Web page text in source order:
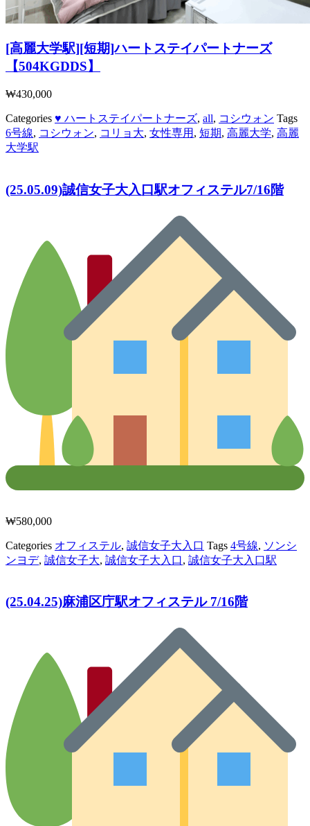
[高麗大学駅][短期]ハートステイパートナーズ
【504KGDDS】
₩430,000
Categories ♥ ハートステイパートナーズ, all, コシウォン Tags
6号線, コシウォン, コリョ大, 女性専用 , 短期, 高麗大学, 高麗
大学駅
(25.05.09)誠信女子大入口駅オフィステル7/16階
₩580,000
Categories オフィステル, 誠信女子大入口 Tags 4号線, ソンシ
ンヨデ, 誠信女子大, 誠信女子大入口, 誠信女子大入口駅
(25.04.25)麻浦区庁駅オフィステル 7/16階